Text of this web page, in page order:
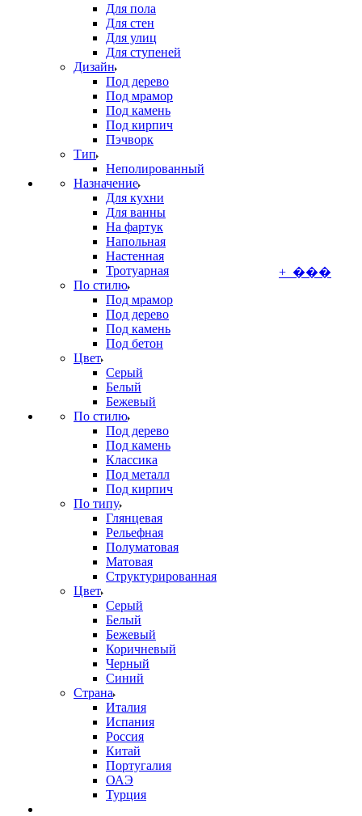
Для пола
Для стен
Для улиц
Для ступеней
Дизайн
Под дерево
Под мрамор
Под камень
Под кирпич
Пэчворк
Тип
Неполированный
Назначение
Для кухни
Для ванны
На фартук
Напольная
Настенная
Тротуарная
По стилю
Под мрамор
Под дерево
Под камень
Под бетон
Цвет
Серый
Белый
Бежевый
По стилю
Под дерево
Под камень
Классика
Под металл
Под кирпич
По типу
Глянцевая
Рельефная
Полуматовая
Матовая
Структурированная
Цвет
Серый
Белый
Бежевый
Коричневый
Черный
Синий
Страна
Италия
Испания
Россия
Китай
Португалия
ОАЭ
Турция
+ ���